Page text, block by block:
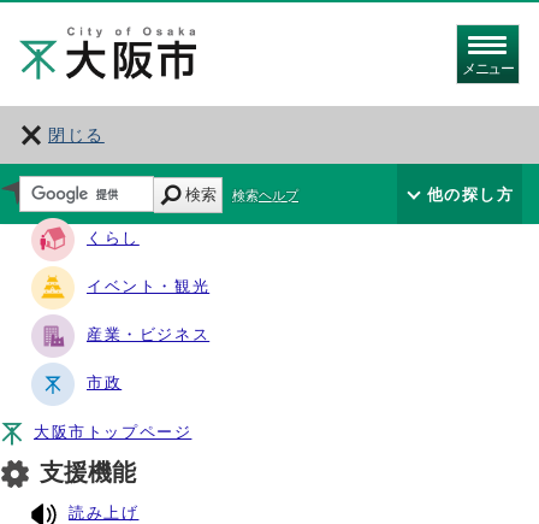
メニュー
閉じる
サイト・ナビ
くらし
イベント・観光
産業・ビジネス
市政
大阪市トップページ
支援機能
読み上げ
検索 検索ヘルプ 他の探し方